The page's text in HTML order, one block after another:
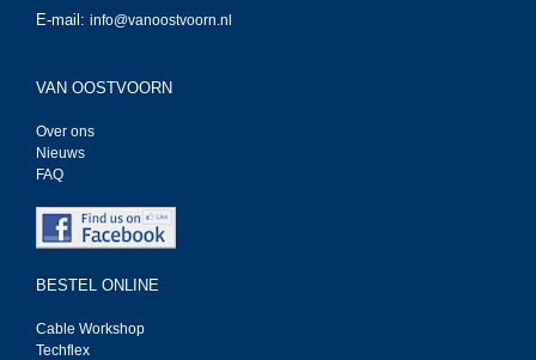
E-mail: info@vanoostvoorn.nl
VAN OOSTVOORN
Over ons
Nieuws
FAQ
BESTEL ONLINE
Cable Workshop
Techflex